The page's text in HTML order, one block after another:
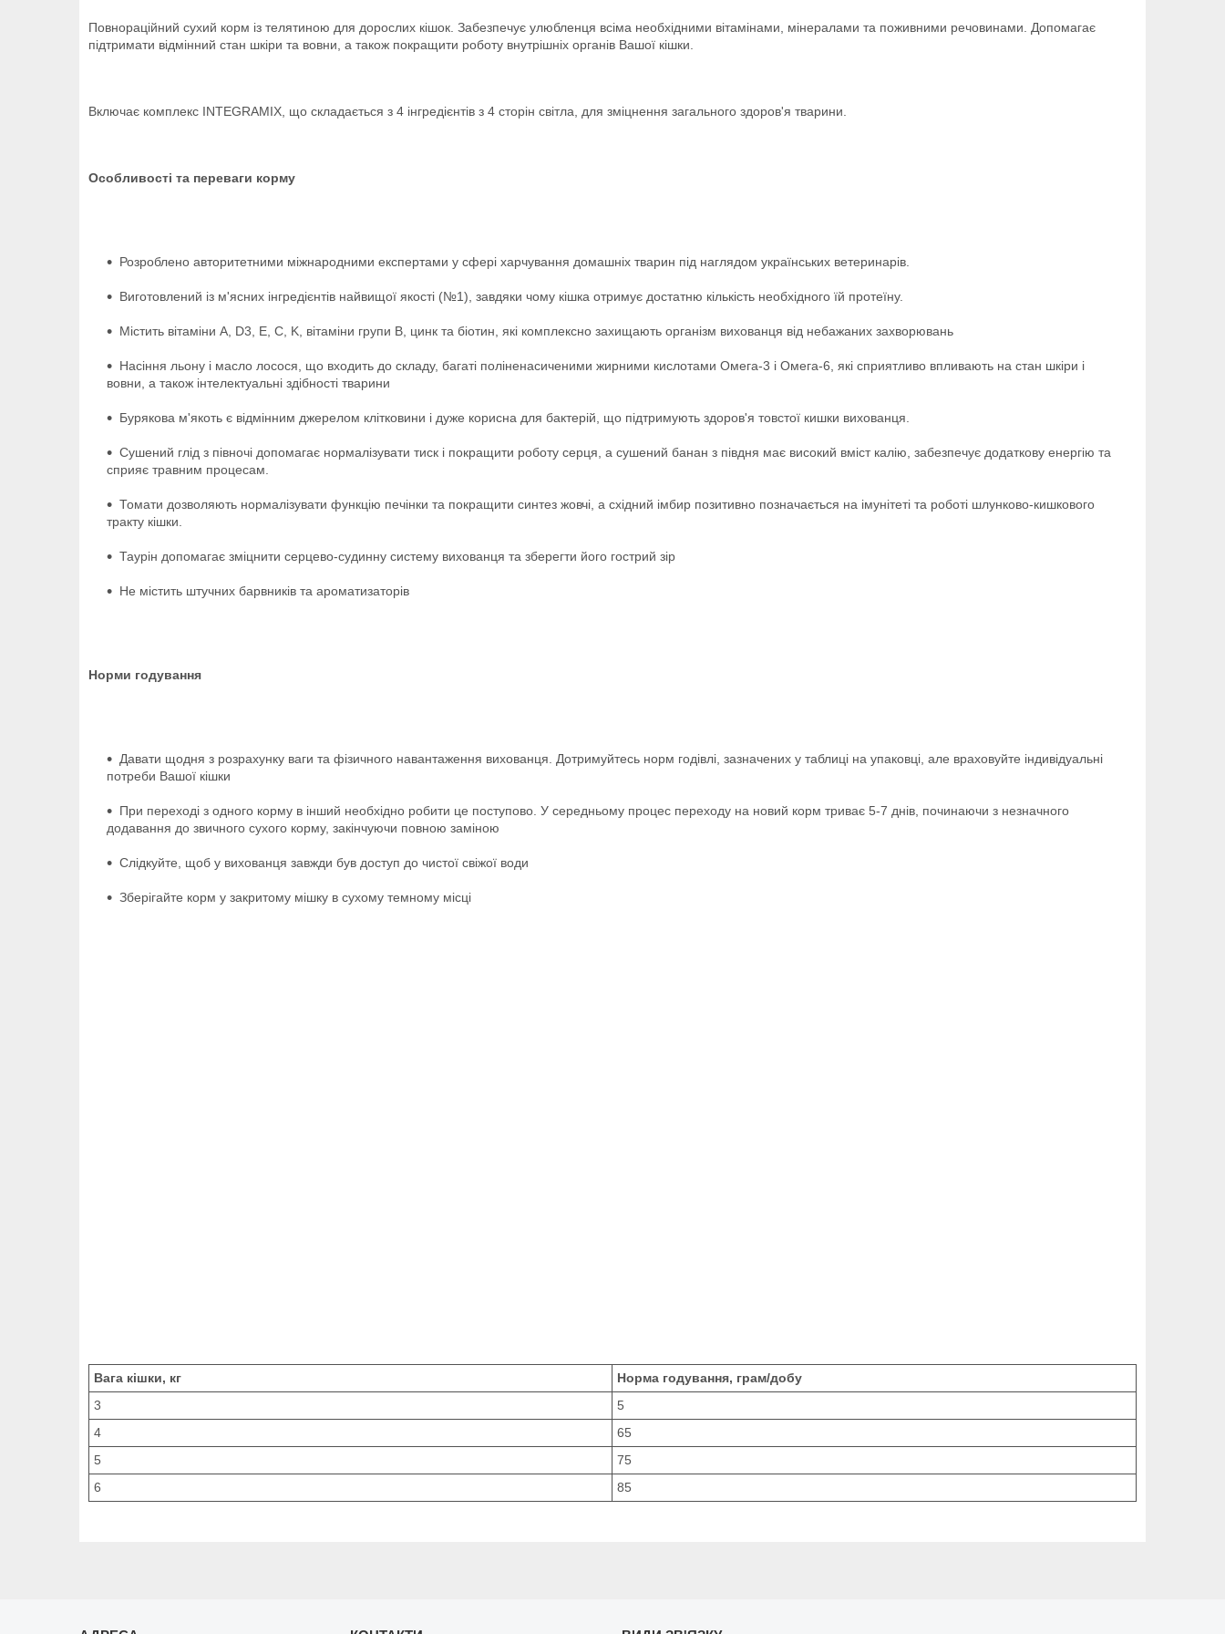
Повнораційний сухий корм із телятиною для дорослих кішок. Забезпечує улюбленця всіма необхідними вітамінами, мінералами та поживними речовинами. Допомагає
підтримати відмінний стан шкіри та вовни, а також покращити роботу внутрішніх органів Вашої кішки.
Включає комплекс INTEGRAMIX, що складається з 4 інгредієнтів з 4 сторін світла, для зміцнення загального здоров'я тварини.
Особливості та переваги корму
Розроблено авторитетними міжнародними експертами у сфері харчування домашніх тварин під наглядом українських ветеринарів.
Виготовлений із м'ясних інгредієнтів найвищої якості (№1), завдяки чому кішка отримує достатню кількість необхідного їй протеїну.
Містить вітаміни А, D3, E, С, K, вітаміни групи В, цинк та біотин, які комплексно захищають організм вихованця від небажаних захворювань
Насіння льону і масло лосося, що входить до складу, багаті поліненасиченими жирними кислотами Омега-3 і Омега-6, які сприятливо впливають на стан шкіри і
вовни, а також інтелектуальні здібності тварини
Бурякова м'якоть є відмінним джерелом клітковини і дуже корисна для бактерій, що підтримують здоров'я товстої кишки вихованця.
Сушений глід з півночі допомагає нормалізувати тиск і покращити роботу серця, а сушений банан з півдня має високий вміст калію, забезпечує додаткову енергію та
сприяє травним процесам.
Томати дозволяють нормалізувати функцію печінки та покращити синтез жовчі, а східний імбир позитивно позначається на імунітеті та роботі шлунково-кишкового
тракту кішки.
Таурін допомагає зміцнити серцево-судинну систему вихованця та зберегти його гострий зір
Не містить штучних барвників та ароматизаторів
Норми годування
Давати щодня з розрахунку ваги та фізичного навантаження вихованця. Дотримуйтесь норм годівлі, зазначених у таблиці на упаковці, але враховуйте індивідуальні
потреби Вашої кішки
При переході з одного корму в інший необхідно робити це поступово. У середньому процес переходу на новий корм триває 5-7 днів, починаючи з незначного
додавання до звичного сухого корму, закінчуючи повною заміною
Слідкуйте, щоб у вихованця завжди був доступ до чистої свіжої води
Зберігайте корм у закритому мішку в сухому темному місці
Вага кішки, кг
Норма годування, грам/добу
3
5
4
65
5
75
6
85